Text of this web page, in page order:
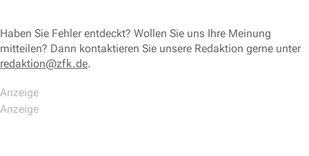
Haben Sie Fehler entdeckt? Wollen Sie uns Ihre Meinung
mitteilen? Dann kontaktieren Sie unsere Redaktion gerne unter
redaktion@zfk.de.